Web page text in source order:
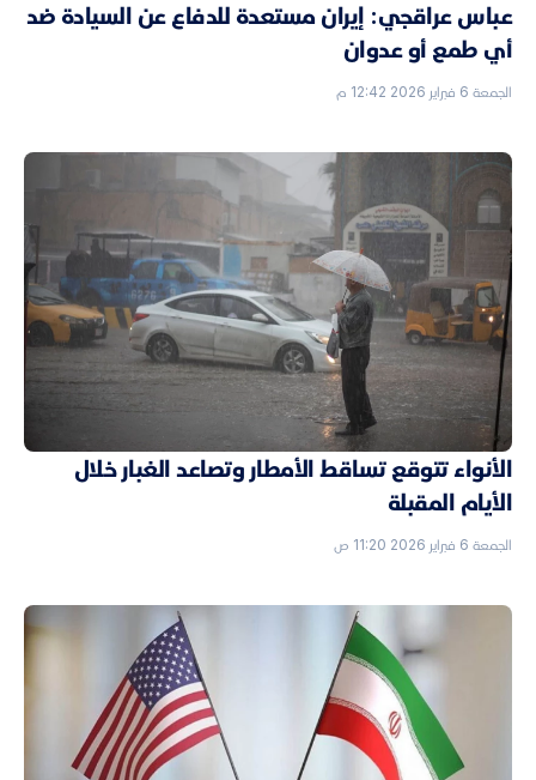
عباس عراقجي: إيران مستعدة للدفاع عن السيادة ضد
أي طمع أو عدوان
الجمعة 6 فبراير 2026 12:42 م
الأنواء تتوقع تساقط الأمطار وتصاعد الغبار خلال
الأيام المقبلة
الجمعة 6 فبراير 2026 11:20 ص